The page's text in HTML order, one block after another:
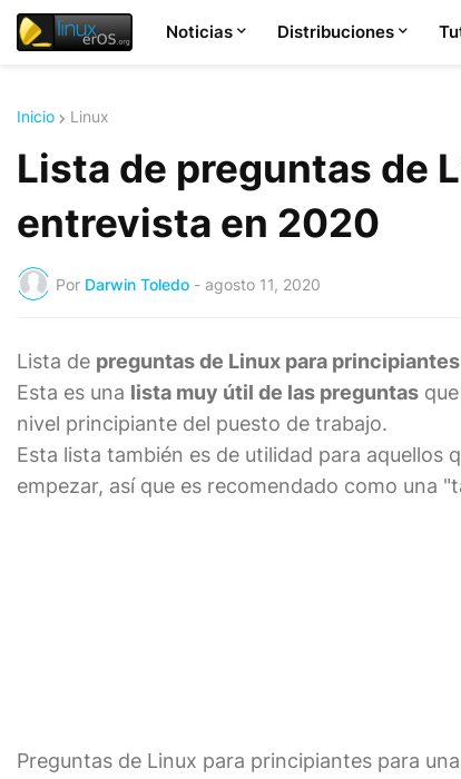
Noticias Distribuciones
Inicio Linux
Lista de preguntas de
entrevista en 2020
Por Darwin Toledo - agosto 11, 2020
Lista de preguntas de Linux para principiantes
Esta es una lista muy útil de las preguntas
nivel principiante del puesto de trabajo.
Esta lista también es de utilidad para aquellos
empezar, así que es recomendado como una
Preguntas de Linux para principiantes para